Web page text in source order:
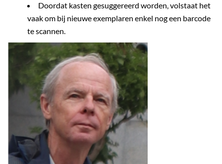
Doordat kasten gesuggereerd worden, volstaat het
vaak om bij nieuwe exemplaren enkel nog een barcode
te scannen.